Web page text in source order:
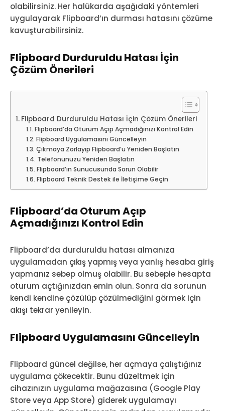
olabilirsiniz. Her halükarda aşağıdaki yöntemleri
uygulayarak Flipboard’ın durması hatasını çözüme
kavuşturabilirsiniz.
Flipboard Durduruldu Hatası İçin
Çözüm Önerileri
Flipboard Durduruldu Hatası İçin Çözüm Önerileri
Flipboard’da Oturum Açıp Açmadığınızı Kontrol Edin
Flipboard Uygulamasını Güncelleyin
Çıkmaya Zorlayıp Flipboard’u Yeniden Başlatın
Telefonunuzu Yeniden Başlatın
Flipboard’ın Sunucusunda Sorun Olabilir
Flipboard Teknik Destek ile İletişime Geçin
Flipboard’da Oturum Açıp
Açmadığınızı Kontrol Edin
Flipboard’da durduruldu hatası almanıza
uygulamadan çıkış yapmış veya yanlış hesaba giriş
yapmanız sebep olmuş olabilir. Bu sebeple hesapta
oturum açtığınızdan emin olun. Sonra da sorunun
kendi kendine çözülüp çözülmediğini görmek için
akışı tekrar yenileyin.
Flipboard Uygulamasını Güncelleyin
Flipboard güncel değilse, her açmaya çalıştığınız
uygulama çökecektir. Bunu düzeltmek için
cihazınızın uygulama mağazasına (Google Play
Store veya App Store) giderek uygulamayı